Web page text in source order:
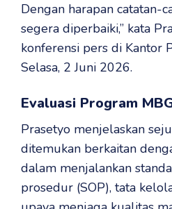
Dengan harapan catatan-
segera diperbaiki,” kata
konferensi pers di Kantor
Selasa, 2 Juni 2026.
Evaluasi Program
Prasetyo menjelaskan
ditemukan berkaitan
dalam menjalankan
prosedur (SOP), tata